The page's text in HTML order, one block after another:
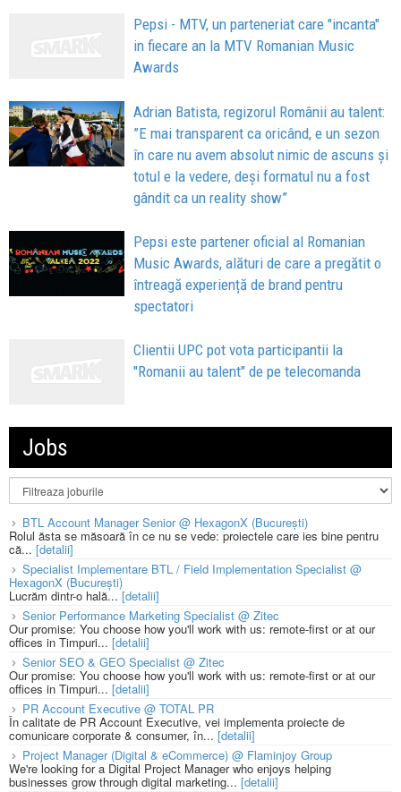
Pepsi - MTV, un parteneriat care "incanta"
in fiecare an la MTV Romanian Music
Awards
Adrian Batista, regizorul Românii au talent:
”E mai transparent ca oricând, e un sezon
în care nu avem absolut nimic de ascuns și
totul e la vedere, deși formatul nu a fost
gândit ca un reality show”
Pepsi este partener oficial al Romanian
Music Awards, alături de care a pregătit o
întreagă experiență de brand pentru
spectatori
Clientii UPC pot vota participantii la
"Romanii au talent" de pe telecomanda
Jobs
BTL Account Manager Senior @ HexagonX (București)
Rolul ăsta se măsoară în ce nu se vede: proiectele care ies bine pentru
că... [detalii]
Specialist Implementare BTL / Field Implementation Specialist @
HexagonX (București)
Lucrăm dintr-o hală...[detalii]
Senior Performance Marketing Specialist @ Zitec
Our promise: You choose how you'll work with us: remote-first or at our
offices in Timpuri... [detalii]
Senior SEO & GEO Specialist @ Zitec
Our promise: You choose how you'll work with us: remote-first or at our
offices in Timpuri... [detalii]
PR Account Executive @ TOTAL PR
În calitate de PR Account Executive, vei implementa proiecte de
comunicare corporate & consumer, în... [detalii]
Project Manager (Digital & eCommerce) @ Flaminjoy Group
We're looking for a Digital Project Manager who enjoys helping
businesses grow through digital marketing... [detalii]